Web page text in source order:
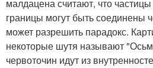
малдацена считают, что
границы могут быть соединены
может разрешить парадокс.
некоторые шутя называют
червоточин идут из